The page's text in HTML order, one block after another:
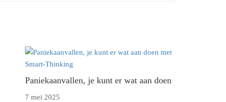
Paniekaanvallen, je kunt er wat aan doen
7 mei 2025